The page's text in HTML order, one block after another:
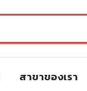
สาขาของเรา